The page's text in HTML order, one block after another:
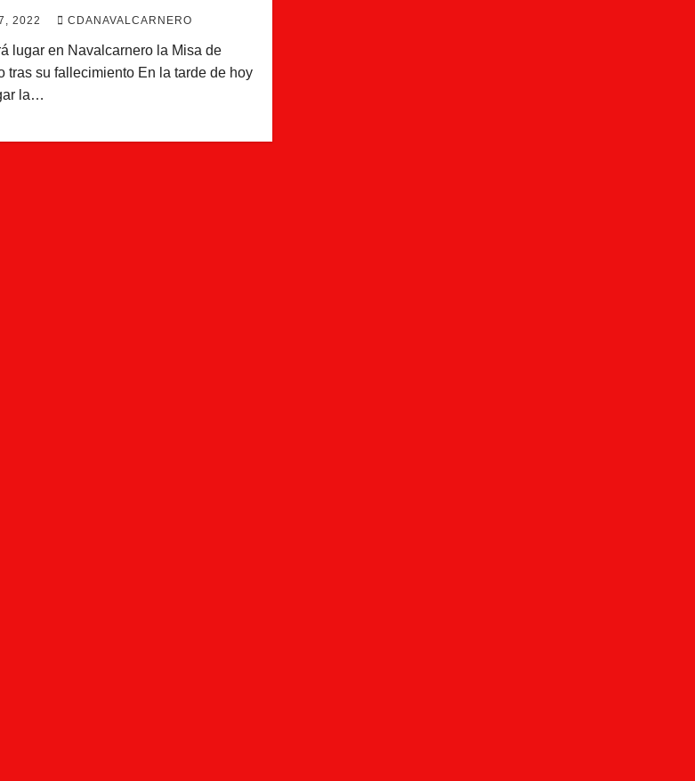
2022 CDANAVALCARNERO
lugar en Navalcarnero la Misa de
tras su fallecimiento En la tarde de hoy
la…